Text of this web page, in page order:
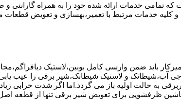
تمامی خدمات ارائه شده خود را به همراه گارانتی
خدمات مرتبط با تعمیر،بهسازی و تعویض
باید ضمن وارسی کامل بوبین،لاستیک
آب،شیطانک و لاستیک شیطانک،شیر برقی را عیب
به حالت اولیه باز می گردد.اما اگر شدت خرابی
ظرفشویی برای تعویض شیر برقی تنها از قطعه اصل